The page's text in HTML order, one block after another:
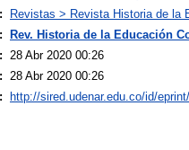
Revistas > Revista Historia de la
Rev. Historia de la Educación
28 Abr 2020 00:26
28 Abr 2020 00:26
http://sired.udenar.edu.co/id/